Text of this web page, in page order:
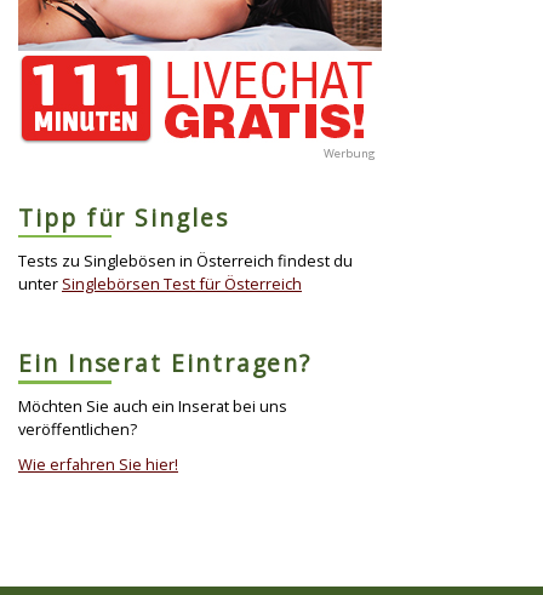
Tipp für Singles
Tests zu Singlebösen in Österreich findest du
unter Singlebörsen Test für Österreich
Ein Inserat Eintragen?
Möchten Sie auch ein Inserat bei uns
veröffentlichen?
Wie erfahren Sie hier!